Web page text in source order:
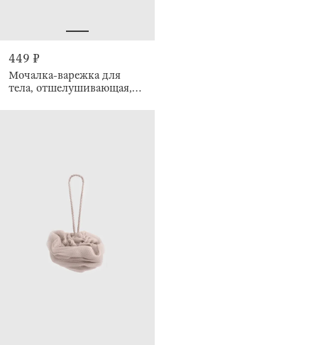
449 ₽
Мочалка-варежка для
тела, отшелушивающая,